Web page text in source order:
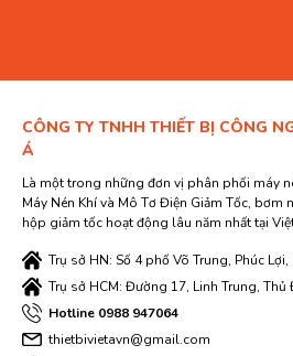
CÔNG TY TNHH THIẾT BỊ CÔNG
Á
Là một trong những đơn vị phân phối máy
Máy Nén Khí và Mô Tơ Điện Giảm Tốc, bơm
hộp giảm tốc hoạt động lâu năm nhất tại
Trụ sở HN: Số 4 phố Võ Trung, Phúc
Trụ sở HCM: Đường 17, Linh Trung,
Hotline 0988 947064
thietbivietavn@gmail.com